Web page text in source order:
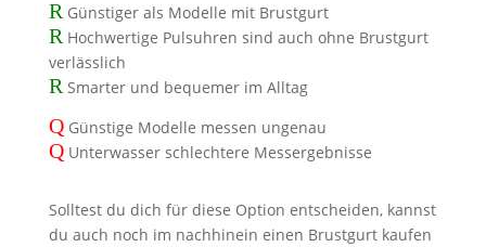
R Günstiger als Modelle mit Brustgurt
R Hochwertige Pulsuhren sind auch ohne Brustgurt
verlässlich
R Smarter und bequemer im Alltag
Q Günstige Modelle messen ungenau
Q Unterwasser schlechtere Messergebnisse
Solltest du dich für diese Option entscheiden, kannst
du auch noch im nachhinein einen Brustgurt kaufen